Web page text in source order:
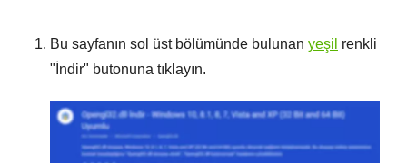
Bu sayfanın sol üst bölümünde bulunan yeşil renkli
" İndir" butonuna tıklayın.